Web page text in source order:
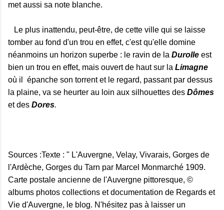
met aussi sa note blanche.
Le plus inattendu, peut-être, de cette ville qui se laisse
tomber au fond d'un trou en effet, c'est qu'elle domine
néanmoins un horizon superbe : le ravin de la Durolle est
bien un trou en effet, mais ouvert de haut sur la Limagne
où il épanche son torrent et le regard, passant par dessus
la plaine, va se heurter au loin aux silhouettes des Dômes
et des Dores.
Sources :Texte : " L'Auvergne, Velay, Vivarais, Gorges de
l'Ardèche, Gorges du Tarn par Marcel Monmarché 1909.
Carte postale ancienne de l'Auvergne pittoresque, ©
albums photos collections et documentation de Regards et
Vie d'Auvergne, le blog. N'hésitez pas à laisser un